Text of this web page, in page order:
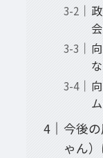
今後
ゃん